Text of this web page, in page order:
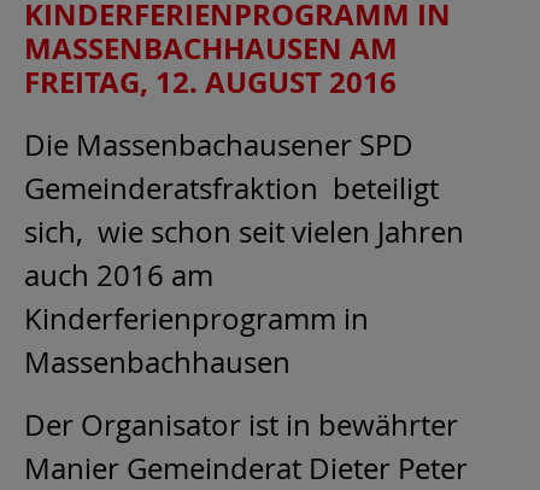
KINDERFERIENPROGRAMM IN
MASSENBACHHAUSEN AM
FREITAG, 12. AUGUST 2016
Die Massenbachausener SPD
Gemeinderatsfraktion beteiligt
sich, wie schon seit vielen Jahren
auch 2016 am
Kinderferienprogramm in
Massenbachhausen
Der Organisator ist in bewährter
Manier Gemeinderat Dieter Peter